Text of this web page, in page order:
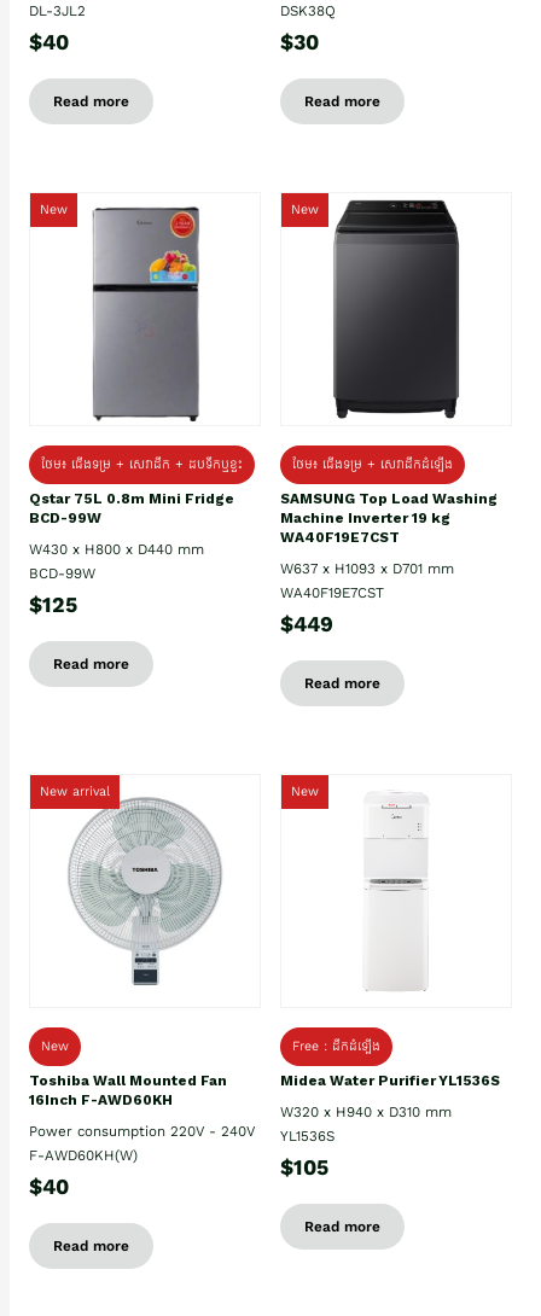
DL-3JL2
$40
Read more
DSK38Q
$30
Read more
New
ថែម៖ ជេីងទម្រ + សេវាដឹក + ដបទឹកឬខ្ទះ
Qstar 75L 0.8m Mini Fridge
BCD-99W
W430 x H800 x D440 mm
BCD-99W
$125
Read more
New
ថែម៖ ជើងទម្រ + សេវាដឹកដំឡើង
SAMSUNG Top Load Washing
Machine Inverter 19 kg
WA40F19E7CST
W637 x H1093 x D701 mm
WA40F19E7CST
$449
Read more
New arrival
New
Toshiba Wall Mounted Fan
16Inch F-AWD60KH
Power consumption 220V - 240V
F-AWD60KH(W)
$40
Read more
New
Free : ដឹកដំឡើង
Midea Water Purifier YL1536S
W320 x H940 x D310 mm
YL1536S
$105
Read more